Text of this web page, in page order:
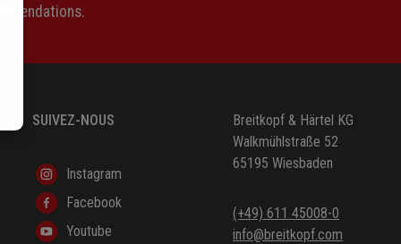
SUIVEZ-NOUS
Instagram
Facebook
Youtube
Breitkopf & Härtel KG
Walkmühlstraße 52
65195 Wiesbaden
(+49) 611 45008-0
info@breitkopf.com